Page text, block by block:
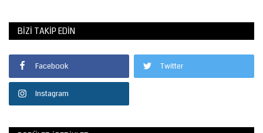
BIZI TAKIP EDIN
Facebook Twitter
Instagram